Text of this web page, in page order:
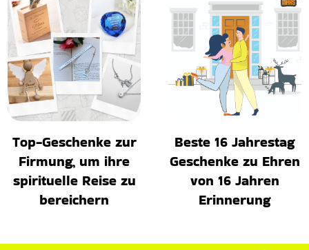
Top-Geschenke zur
Firmung, um ihre
spirituelle Reise zu
bereichern
Beste 16 Jahrestag
Geschenke zu Ehren
von 16 Jahren
Erinnerung